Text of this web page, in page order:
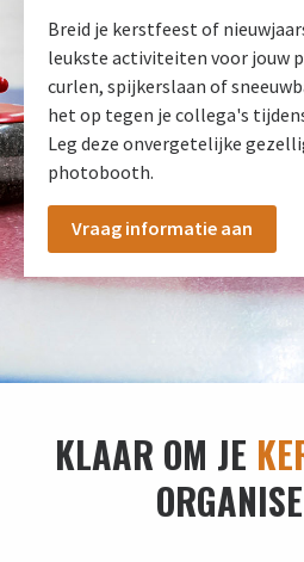
Breid je kerstfeest of
leukste activiteiten voor jouw
curlen, spijkerslaan of
het op tegen je collega's
Leg deze onvergetelijke
photobooth.
Vraag informatie aan
KLAAR OM JE